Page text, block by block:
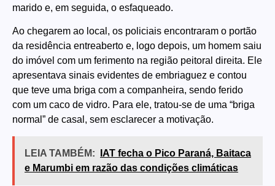
marido e, em seguida, o esfaqueado.
Ao chegarem ao local, os policiais encontraram o portão
da residência entreaberto e, logo depois, um homem saiu
do imóvel com um ferimento na região peitoral direita. Ele
apresentava sinais evidentes de embriaguez e contou
que teve uma briga com a companheira, sendo ferido
com um caco de vidro. Para ele, tratou-se de uma “briga
normal” de casal, sem esclarecer a motivação.
LEIA TAMBÉM:
IAT fecha o Pico Paraná, Baitaca
e Marumbi em razão das condições climáticas